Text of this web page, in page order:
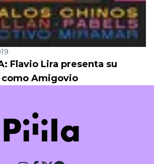
Flavio Lira presenta su
Amigovio